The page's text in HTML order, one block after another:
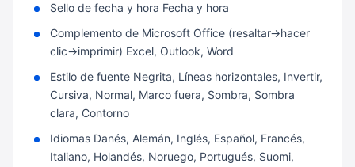
Sello de fecha y hora Fecha y hora
Complemento de Microsoft Office (resaltar->hacer
clic->imprimir) Excel, Outlook, Word
Estilo de fuente Negrita, Líneas horizontales, Invertir,
Cursiva, Normal, Marco fuera, Sombra, Sombra
clara, Contorno
Idiomas Danés, Alemán, Inglés, Español, Francés,
Italiano, Holandés, Noruego, Portugués, Suomi,